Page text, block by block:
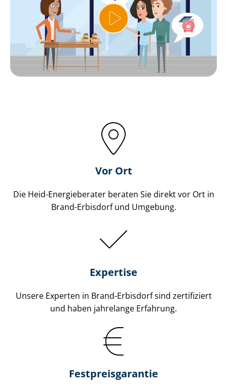
Vor Ort
Die Heid-Energieberater beraten Sie direkt vor Ort in
Brand-Erbisdorf und Umgebung.
Expertise
Unsere Experten in Brand-Erbisdorf sind zertifiziert
und haben jahrelange Erfahrung.
Fest­preis­ga­ran­tie